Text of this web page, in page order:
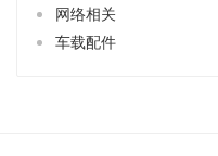
网络相关
车载配件